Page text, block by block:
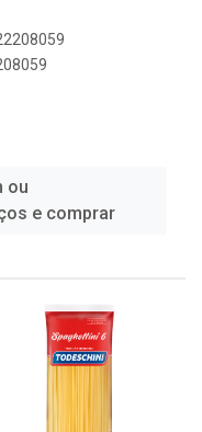
ou
e comprar